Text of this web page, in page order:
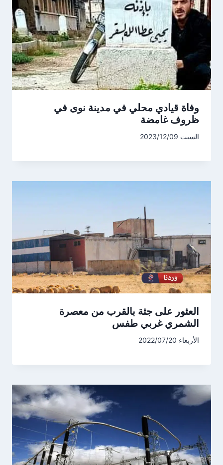
وفاة قيادي محلي في مدينة نوى في
ظروف غامضة
السبت 2023/12/09
العثور على جثة بالقرب من معصرة
الشمري غربي طفس
الأربعاء 2022/07/20